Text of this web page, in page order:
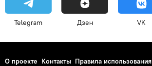
Telegram Дзен VK
О проекте Контакты Правила использования